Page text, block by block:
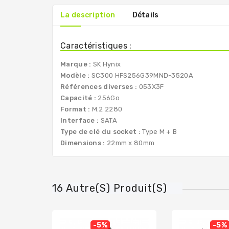
La description Détails
Caractéristiques :
Marque : SK Hynix
Modèle : SC300 HFS256G39MND-3520A
Références diverses : 053X3F
Capacité : 256Go
Format : M.2 2280
Interface : SATA
Type de clé du socket : Type M + B
Dimensions : 22mm x 80mm
16 Autre(s) Produit(s)
-5% -5%